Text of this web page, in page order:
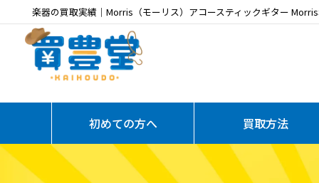
楽器の買取実績｜Morris（モーリス）アコースティックギター
初めての方へ 買取方法